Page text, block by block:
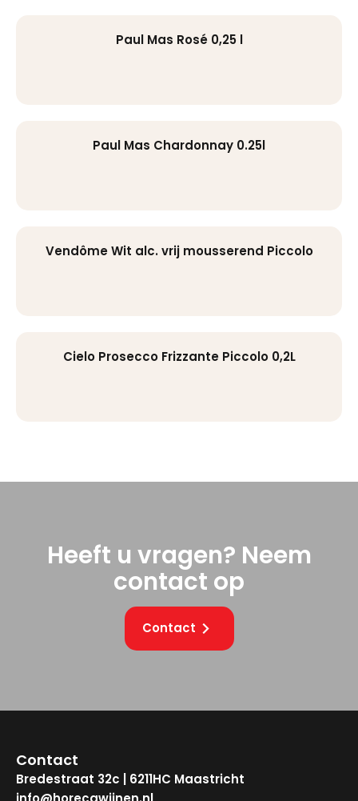
Paul Mas Rosé 0,25 l
Paul Mas Chardonnay 0.25l
Vendôme Wit alc. vrij mousserend Piccolo
Cielo Prosecco Frizzante Piccolo 0,2L
Heeft u vragen? Neem
contact op
Contact
Contact
Bredestraat 32c | 6211HC Maastricht